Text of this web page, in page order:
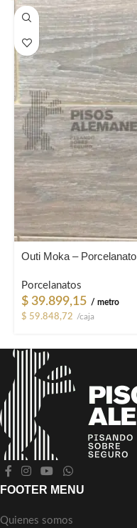
Outi Moka – Porcelanato
Porcelanatos
$ 39.899,15 / metro
$ 59.848,72 /caja
FOOTER MENU
Quienes somos